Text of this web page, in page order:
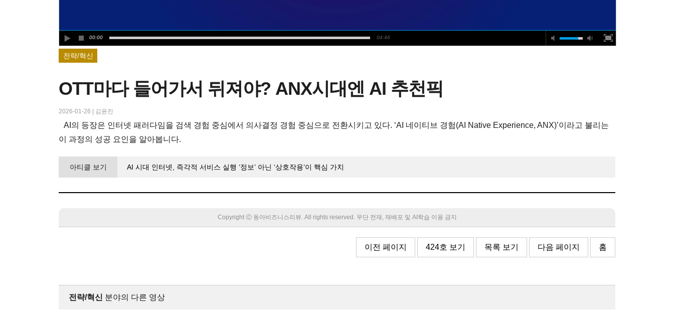
00:00 04:46
전략/혁신
OTT마다 들어가서 뒤져야? ANX시대엔 AI 추천픽
2026-01-26 | 김윤진
AI의 등장은 인터넷 패러다임을 검색 경험 중심에서 의사결정 경험 중심으로 전환시키고 있다. ‘AI 네이티브 경험(AI Native Experience, ANX)’이라고 불리는
이 과정의 성공 요인을 알아봅니다.
아티클 보기 AI 시대 인터넷, 즉각적 서비스 실행 ‘정보’ 아닌 ‘상호작용’이 핵심 가치
Copyright Ⓒ 동아비즈니스리뷰. All rights reserved. 무단 전재, 재배포 및 AI학습 이용 금지
이전 페이지 424호 보기 목록 보기 다음 페이지 홈
전략/혁신 분야의 다른 영상